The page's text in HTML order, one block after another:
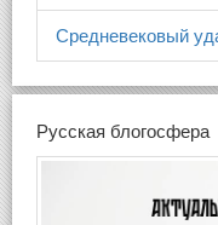
Средневековый
Русская блогосфера